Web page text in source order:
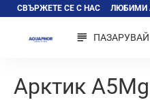
СВЪРЖЕТЕ СЕ С НАС ЛЮБИМИ
Арктик